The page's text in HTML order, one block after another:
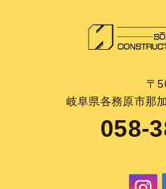
〒
岐阜県各務原市那
058-